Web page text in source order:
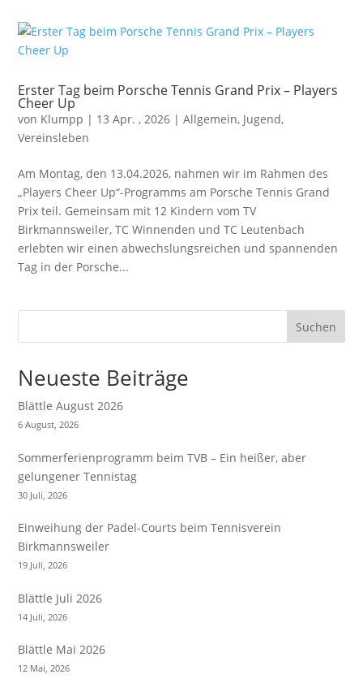
Erster Tag beim Porsche Tennis Grand Prix – Players
Cheer Up
von Klumpp | 13 Apr. , 2026 |Allgemein, Jugend,
Vereinsleben
Am Montag, den 13.04.2026, nahmen wir im Rahmen des
„Players Cheer Up“-Programms am Porsche Tennis Grand
Prix teil. Gemeinsam mit 12 Kindern vom TV
Birkmannsweiler, TC Winnenden und TC Leutenbach
erlebten wir einen abwechslungsreichen und spannenden
Tag in der Porsche...
Suchen
Neueste Beiträge
Blättle August 2026
6 August, 2026
Sommerferienprogramm beim TVB – Ein heißer, aber
gelungener Tennistag
30 Juli, 2026
Einweihung der Padel-Courts beim Tennisverein
Birkmannsweiler
19 Juli, 2026
Blättle Juli 2026
14 Juli, 2026
Blättle Mai 2026
12 Mai, 2026